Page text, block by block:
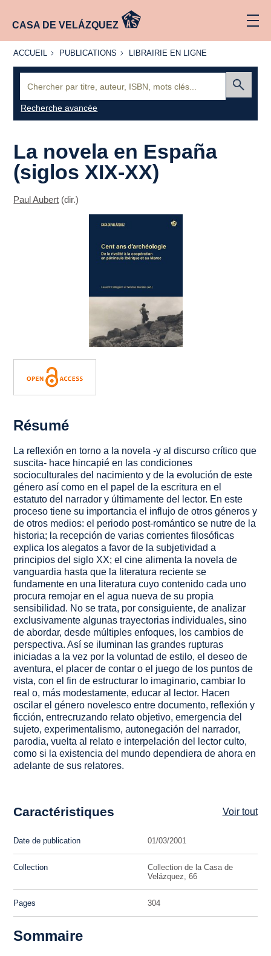
CASA DE VELÁZQUEZ
ACCUEIL
ACCUEIL PUBLICATIONS
PUBLICATIONS
LIBRAIRIE
LIBRAIRIE EN LIGNE
Recherche avancée
La novela en España
(siglos XIX-XX)
Paul Aubert (dir.)
Résumé
La reflexión en torno a la novela -y al discurso crítico que
suscita- hace hincapié en las condiciones
socioculturales del nacimiento y de la evolución de este
género así como en el papel de la escritura en el
estatuto del narrador y últimamente del lector. En este
proceso tiene su importancia el influjo de otros géneros y
de otros medios: el periodo post-romántico se nutre de la
historia; la recepción de varias corrientes filosóficas
explica los alegatos a favor de la subjetividad a
principios del siglo XX; el cine alimenta la novela de
vanguardia hasta que la literatura reciente se
fundamente en una literatura cuyo contenido cada uno
procura remojar en el agua nueva de su propia
sensibilidad. No se trata, por consiguiente, de analizar
exclusivamente algunas trayectorias individuales, sino
de abordar, desde múltiples enfoques, los cambios de
perspectiva. Así se iluminan las grandes rupturas
iniciadas a la vez por la voluntad de estilo, el deseo de
aventura, el placer de contar o el juego de los puntos de
vista, con el fin de estructurar lo imaginario, cambiar lo
real o, más modestamente, educar al lector. Hacen
oscilar el género novelesco entre documento, reflexión y
ficción, entrecruzando relato objetivo, emergencia del
sujeto, experimentalismo, autonegación del narrador,
parodia, vuelta al relato e interpelación del lector culto,
como si la existencia del mundo dependiera de ahora en
adelante de sus relatores.
Caractéristiques Voir tout
Date de publication 01/03/2001
Collection
Collection de la Casa de
Velázquez, 66
Pages 304
Sommaire